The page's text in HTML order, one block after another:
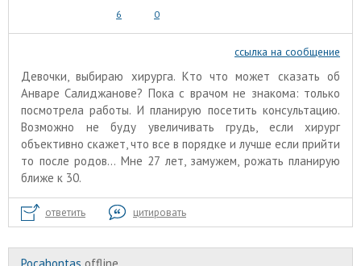
6 0
ссылка на сообщение
Девочки, выбираю хирурга. Кто что может сказать об
Анваре Салиджанове? Пока с врачом не знакома: только
посмотрела работы. И планирую посетить консультацию.
Возможно не буду увеличивать грудь, если хирург
объективно скажет, что все в порядке и лучше если прийти
то после родов... Мне 27 лет, замужем, рожать планирую
ближе к 30.
ответить цитировать